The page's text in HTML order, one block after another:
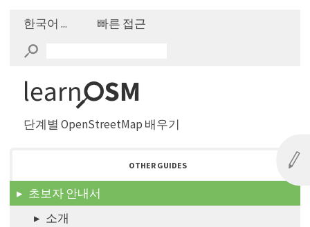
한국어 ... 빠른 접근
단계별 OpenStreetMap 배우기
OTHER GUIDES
초보자 안내서
소개